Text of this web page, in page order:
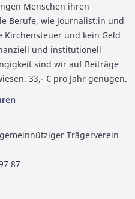
Menschen ihren
Berufe, wie Journalist:in und
Kirchensteuer und kein Geld
und institutionell
sind wir auf Beiträge
33,- € pro Jahr genügen.
Trägerverein
87